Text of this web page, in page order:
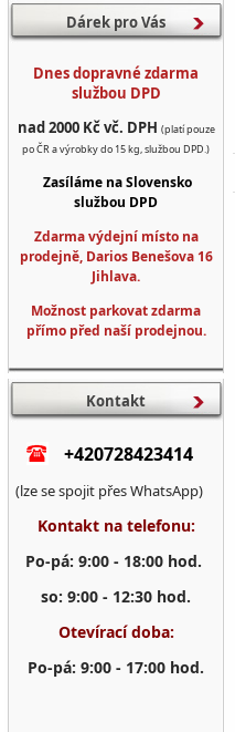
Dárek pro Vás
Dnes dopravné zdarma
službou DPD
nad 2000 Kč vč. DPH (platí pouze
po ČR a výrobky do 15 kg, službou DPD.)
Zasíláme na Slovensko
službou DPD
Zdarma výdejní místo na
prodejně, Darios Benešova 16
Jihlava.
Možnost parkovat zdarma
přímo před naší prodejnou.
Kontakt
+420728423414
(lze se spojit přes WhatsApp)
Kontakt na telefonu:
Po-pá: 9:00 - 18:00 hod.
so: 9:00 - 12:30 hod.
Otevírací doba:
Po-pá: 9:00 - 17:00 hod.